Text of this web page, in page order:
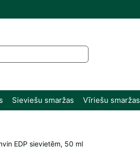
Sieviešu smaržas Vīriešu smaržas
EDP sievietēm, 50 ml